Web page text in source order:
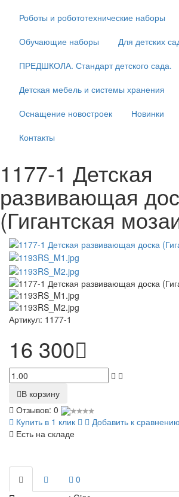
Роботы и робототехнические наборы
Обучающие наборы
Для детских
ПРЕДШКОЛА. Стандарт детского сада.
Детская мебель и системы хранения
Оснащение новостроек
Новинки
Контакты
1177-1 Детская
развивающая
(Гигантская
Артикул: 1177-1
16 300
В корзину
Отзывов: 0
Купить в 1 клик
Добавить к сравнению
Есть на складе
0